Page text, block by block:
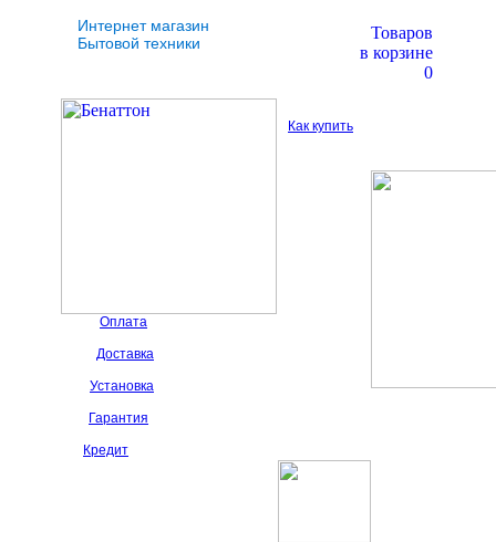
Интернет магазин
Бытовой техники
Товаров
в корзине
0
Как купить
Оплата
Доставка
Установка
Гарантия
Кредит